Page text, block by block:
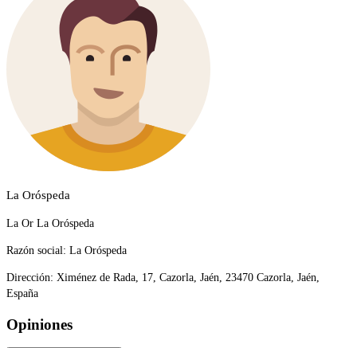
La Oróspeda
La Or La Oróspeda
Razón social: La Oróspeda
Dirección: Ximénez de Rada, 17, Cazorla, Jaén, 23470 Cazorla, Jaén,
España
Opiniones